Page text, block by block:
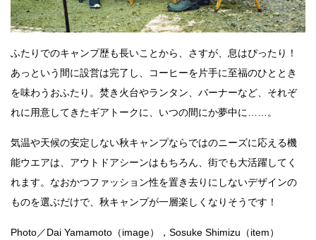
ふたりでのキャンプ歴も長いことから、さすが、息はぴったり！
あっという間に設営は完了し、コーヒーを片手に至福のひととき
を味わうおふたり。焚き火台やランタン、バーナーなど、それぞ
れに用意してきたギアトークに、いつの間にか夢中に……。
気温や天候の安定しない秋キャンプならではのニーズに応える機
能ウエアは、アウトドアシーンはもちろん、街でも大活躍してく
れます。なおかつファッション性を置き去りにしないデザインの
ものを選ぶだけで、秋キャンプが一層楽しくなりそうです！
Photo／Dai Yamamoto（image），Sosuke Shimizu（item）